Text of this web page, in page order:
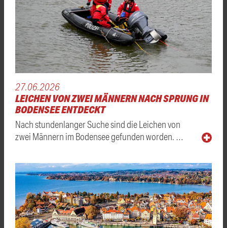
27.06.2026
LEICHEN VON ZWEI MÄNNERN NACH SPRUNG IN
BODENSEE ENTDECKT
Nach stundenlanger Suche sind die Leichen von
zwei Männern im Bodensee gefunden worden. …